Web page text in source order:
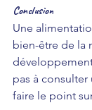
Conclusion
Une
bien-être de la
pas à
faire le point